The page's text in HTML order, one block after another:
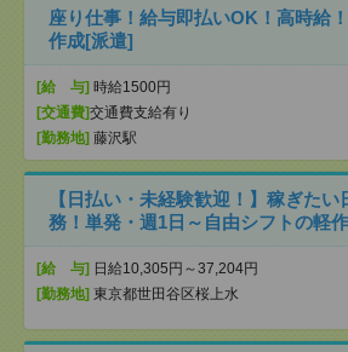
座り仕事！給与即払いOK！高時給
作成[派遣]
[給 与] 時給1500円
[交通費]交通費支給有り
[勤務地] 藤沢駅
【日払い・未経験歓迎！】稼ぎた
務！単発・週1日～自由シフトの軽
[給 与] 日給10,305円～37,204円
[勤務地] 東京都世田谷区桜上水